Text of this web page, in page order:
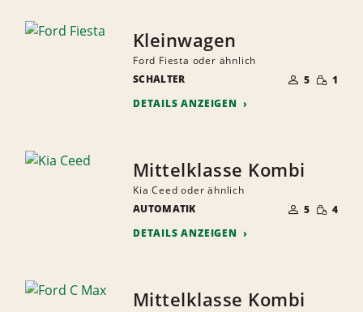
Kleinwagen
Ford Fiesta oder ähnlich
SCHALTER
DER
MITFAHRER
5 GERINGE
MENGE
1
DETAILS ANZEIGEN
Mittelklasse Kombi
Kia Ceed oder ähnlich
AUTOMATIK
DER
MITFAHRER
5 GERINGE
MENGE
4
DETAILS ANZEIGEN
Mittelklasse Kombi